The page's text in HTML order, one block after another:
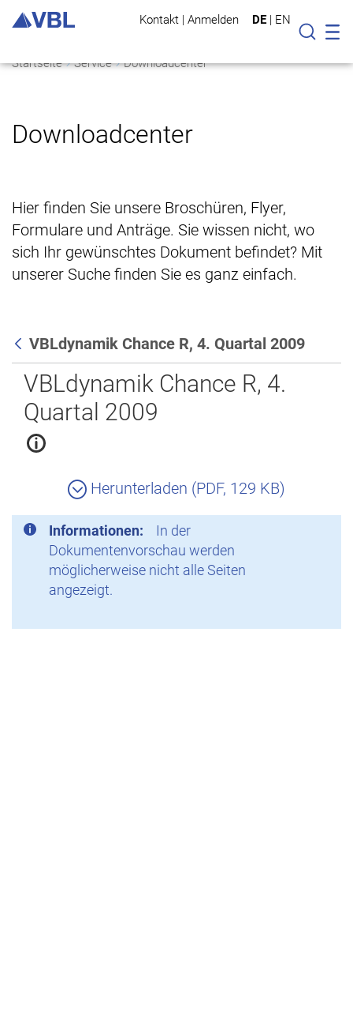
Kontakt | Anmelden DE | EN
Suche
Startseite Service Downloadcenter
Downloadcenter
Hier finden Sie unsere Broschüren, Flyer,
Formulare und Anträge. Sie wissen nicht, wo
sich Ihr gewünschtes Dokument befindet? Mit
unserer Suche finden Sie es ganz einfach.
Zurück
VBLdynamik Chance R, 4. Quartal 2009
VBLdynamik Chance R, 4.
Quartal 2009
Herunterladen (PDF, 129 KB)
Informationen:
In der
Dokumentenvorschau werden
möglicherweise nicht alle Seiten
angezeigt.